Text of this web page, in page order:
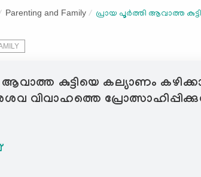
Parenting and Family പ്രായ പൂര്‍ത്തി ആവാത്ത
ആവാത്ത കുട്ടിയെ കല്യാണം
വിവാഹത്തെ